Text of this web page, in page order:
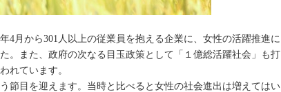
4月から301人以上の従業員を抱える企業に、女性の活躍推進に
。また、政府の次なる目玉政策として「１億総活躍社会」も打
れています。
節目を迎えます。当時と比べると女性の社会進出は増えてはい